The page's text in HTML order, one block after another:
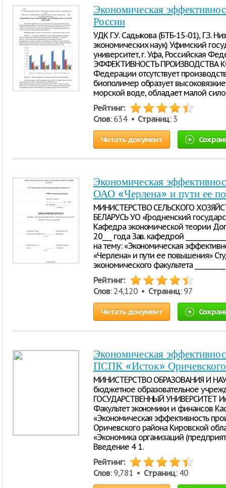
Экономическая
России
УДК Г.У. Садыкова (БТБ-15-01), Г.З.
экономических наук) Уфимский
университет, г. Уфа, Российская
ЭФФЕКТИВНОСТЬ ПРОИЗВОДСТВА
Федерации отсутствует
биополимер образует
морской воде, обладает малой
Рейтинг:
Слов: 634 • Страниц: 3
Читать документ
Экономическая
ОАО «Черлена» и пути ее
МИНИСТЕРСТВО СЕЛЬСКОГО
БЕЛАРУСЬ УО «Гродненский
Кафедра экономической теории
20___ года Зав. кафедрой
на тему: «Экономическая
«Черлена» и пути ее повышения»
экономического факультета
Рейтинг:
Слов: 24,120 • Страниц: 97
Читать документ
Экономическая
ПСПК «Исток» Оричевского
МИНИСТЕРСТВО ОБРАЗОВАНИЯ И
бюджетное образовательное
ГОСУДАРСТВЕННЫЙ УНИВЕРСИТЕТ
Факультет экономики и финансов
«Экономическая эффективность
Оричевского района Кировской
«Экономика организаций
Введение 4 1.
Рейтинг:
Слов: 9,781 • Страниц: 40